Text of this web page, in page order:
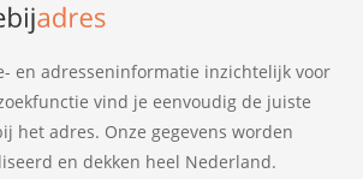
en adresseninformatie inzichtelijk voor
vind je eenvoudig de juiste
het adres. Onze gegevens worden
en dekken heel Nederland.